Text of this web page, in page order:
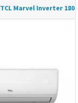
TCL Marvel Inverter 180